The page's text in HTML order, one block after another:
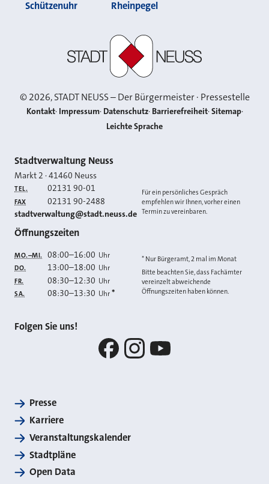
Schützenuhr Rheinpegel
©2026, STADT NEUSS – Der Bürgermeister · Pressestelle
Kontakt Impressum Datenschutz Barrierefreiheit Sitemap
Leichte Sprache
Kontakt
Stadtverwaltung Neuss
Markt 2 ·41460 Neuss
TEL. 02131 90-01
FAX 02131 90-2488
E-MAIL
stadtverwaltung@stadt.neuss.de
Für ein persönliches Gespräch
empfehlen wir Ihnen, vorher einen
Termin zu vereinbaren.
Öffnungszeiten
MO.–MI. 08:00–16:00 Uhr
DO. 13:00–18:00 Uhr
FR. 08:30–12:30 Uhr
SA. 08:30–13:30 Uhr *
* Nur Bürgeramt, 2 mal im Monat
Bitte beachten Sie, dass Fachämter
vereinzelt abweichende
Öffnungszeiten haben können.
Folgen Sie uns!
Presse
Karriere
Veranstaltungskalender
Stadtpläne
Open Data